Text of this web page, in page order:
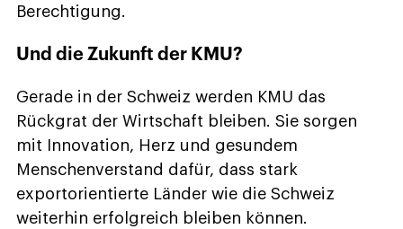
Berechtigung.
Und die Zukunft der KMU?
Gerade in der Schweiz werden KMU das
Rückgrat der Wirtschaft bleiben. Sie sorgen
mit Innovation, Herz und gesundem
Menschenverstand dafür, dass stark
exportorientierte Länder wie die Schweiz
weiterhin erfolgreich bleiben können.